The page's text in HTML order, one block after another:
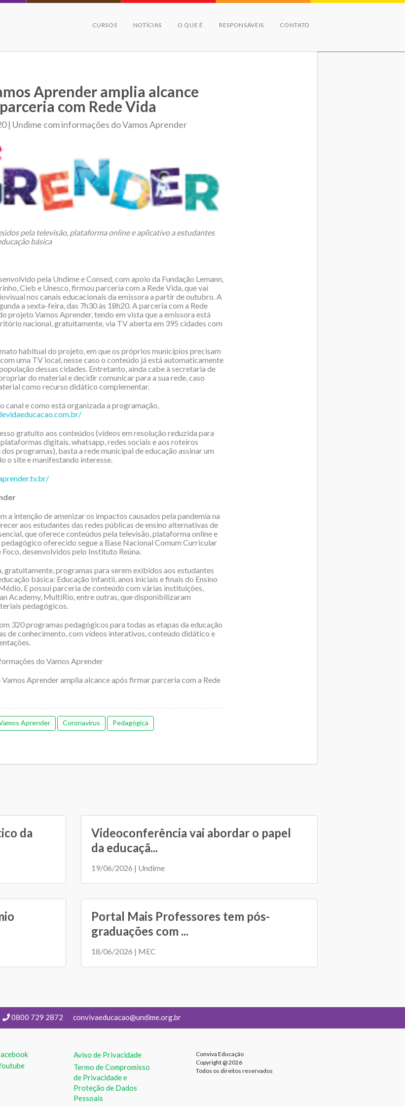
CURSOS NOTÍCIAS O QUE É RESPONSÁVEIS CONTATO
Aprender amplia alcance
com Rede Vida
| Undime com informações do Vamos Aprender
pela televisão, plataforma online e aplicativo a estudantes
básica
pela Undime e Consed, com apoio da Fundação Lemann,
Cieb e Unesco, firmou parceria com a Rede Vida, que vai
nos canais educacionais da emissora a partir de outubro. A
a sexta-feira, das 7h30 às 18h20. A parceria com a Rede
projeto Vamos Aprender, tendo em vista que a emissora está
nacional, gratuitamente, via TV aberta em 395 cidades com
habitual do projeto, em que os próprios municípios precisam
uma TV local, nesse caso o conteúdo já está automaticamente
dessas cidades. Entretanto, ainda cabe à secretaria de
do material e decidir comunicar para a sua rede, caso
como recurso didático complementar.
canal e como está organizada a programação,
gratuito aos conteúdos (vídeos em resolução reduzida para
digitais, whatsapp, redes sociais e aos roteiros
programas), basta a rede municipal de educação assinar um
o site e manifestando interesse.
a intenção de amenizar os impactos causados pela pandemia na
aos estudantes das redes públicas de ensino alternativas de
que oferece conteúdos pela televisão, plataforma online e
oferecido segue a Base Nacional Comum Curricular
desenvolvidos pelo Instituto Reúna.
programas para serem exibidos aos estudantes
básica: Educação Infantil, anos iniciais e finais do Ensino
E possui parceria de conteúdo com várias instituições,
Academy, MultiRio, entre outras, que disponibilizaram
pedagógicos.
320 programas pedagógicos para todas as etapas da educação
de conhecimento, com vídeos interativos, conteúdo didático e
do Vamos Aprender
Aprender amplia alcance após firmar parceria com a Rede
Aprender Coronavírus Pedagógica
da
Videoconferência vai abordar o papel
da educaçã...
19/06/2026 | Undime
Portal Mais Professores tem pós-
graduações com ...
18/06/2026 | MEC
0800 729 2872 convivaeducacao@undime.org.br
Aviso de Privacidade
Termo de Compromisso
de Privacidade e
Proteção de Dados
Pessoais
Conviva Educação
Copyright @ 2026
Todos os direitos reservados